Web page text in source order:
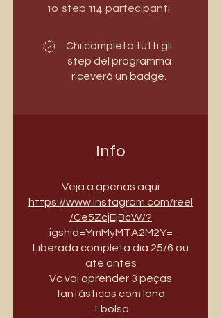
10 step 10 step
114 partecipanti
Chi completa tutti gli
step del programma
riceverà un badge.
Info
Veja a apenas aqui
https://www.instagram.com/reel
/Ce5ZcjEjBcW/?
igshid=YmMyMTA2M2Y=
Liberada completa dia 25/6 ou
até antes
Vc vai aprender 3 peças
fantásticas com lona
1 bolsa